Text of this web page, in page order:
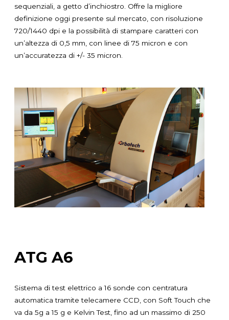
sequenziali, a getto d’inchiostro. Offre la migliore
definizione oggi presente sul mercato, con risoluzione
720/1440 dpi e la possibilità di stampare caratteri con
un’altezza di 0,5 mm, con linee di 75 micron e con
un’accuratezza di +/- 35 micron.
ATG A6
Sistema di test elettrico a 16 sonde con centratura
automatica tramite telecamere CCD, con Soft Touch che
va da 5g a 15 g e Kelvin Test, fino ad un massimo di 250